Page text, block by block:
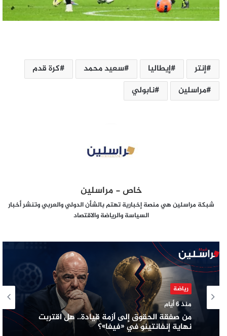
إنتر إيطاليا سعيد محمد
كرة قدم
مراسلين
نابولي
خاص - مراسلين
شبكة مراسلين هي منصة إخبارية تهتم بالشأن الدولي والعربي وتنشر أخبار
السياسة والرياضة والاقتصاد
رياضة
منذ 6 أيام
من صفقة الحقوق إلى أزمة قيادة.. هل اقتربت
نهاية إنفانتينو في «فيفا»؟